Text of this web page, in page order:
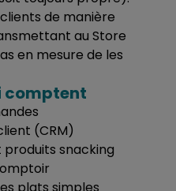
de manière
au Store
en mesure de les
comptent
(CRM)
produits snacking